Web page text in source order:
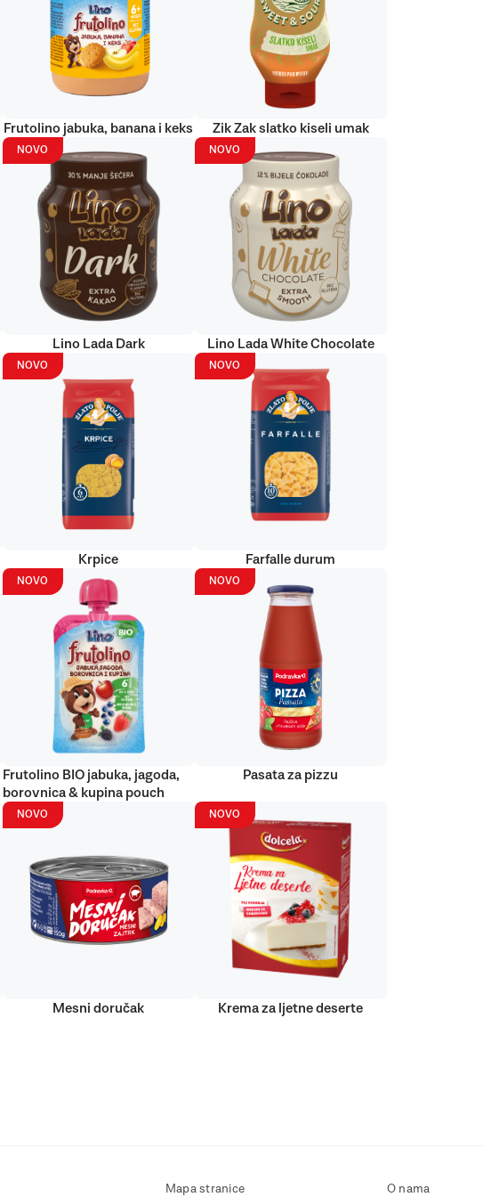
Frutolino jabuka, banana i keks Zik Zak slatko kiseli umak
NOVO
Lino Lada Dark
NOVO
Lino Lada White Chocolate
NOVO
Krpice
NOVO
Farfalle durum
NOVO
Frutolino BIO jabuka, jagoda,
borovnica & kupina pouch
NOVO
Pasata za pizzu
NOVO
Mesni doručak
NOVO
Krema za ljetne deserte
Mapa stranice O nama